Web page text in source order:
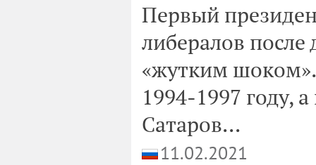
Первый
либералов после
«жутким
1994-1997 году,
Сатаров...
11.02.2021